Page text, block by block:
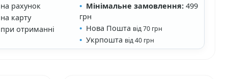
рахунок
карту
отриманні
Мінімальне замовлення:499
грн
Нова Пошта від 70 грн
Укрпошта від 40 грн